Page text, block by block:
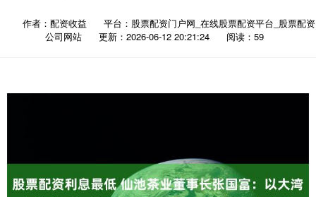
作者：配资收益
平台：股票配资门户网_在线股票配资平台_股票配资
公司网站
更新：2026-06-12 20:21:24 阅读：59